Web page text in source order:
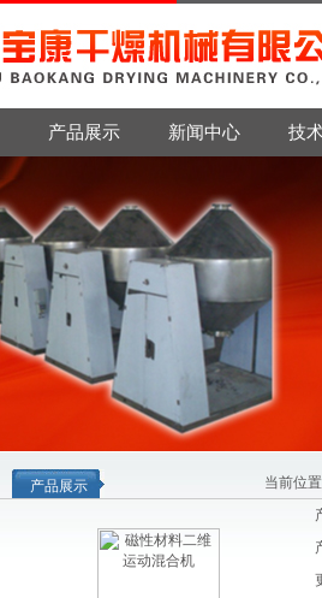
产品展示 新闻中心 技
产品展示 当前位